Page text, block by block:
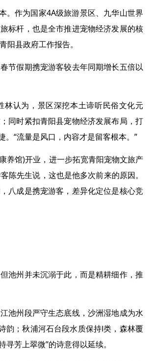
作为国家4A级旅游景区、九华山世界
标杆，也是全市推进宠物经济发展的核
县政府工作报告。
假期携宠游客较去年同期增长五倍以
认为，景区深挖本土谛听民俗文化元
同时紧扣青阳县宠物经济发展布局，打
“流量是风口，内容才是留客根本。”
馆)开业，进一步拓宽青阳宠物文旅产
陈先生说，这也是他多次前来的原因。
八成是携宠游客，差异化定位是核心竞
州并未沉溺于此，而是精耕细作，推
州段严守生态底线，沙洲湿地成为水
韵；秋浦河石台段水质保持Ⅰ类，森林覆
芳上翠微”的诗意得以延续。